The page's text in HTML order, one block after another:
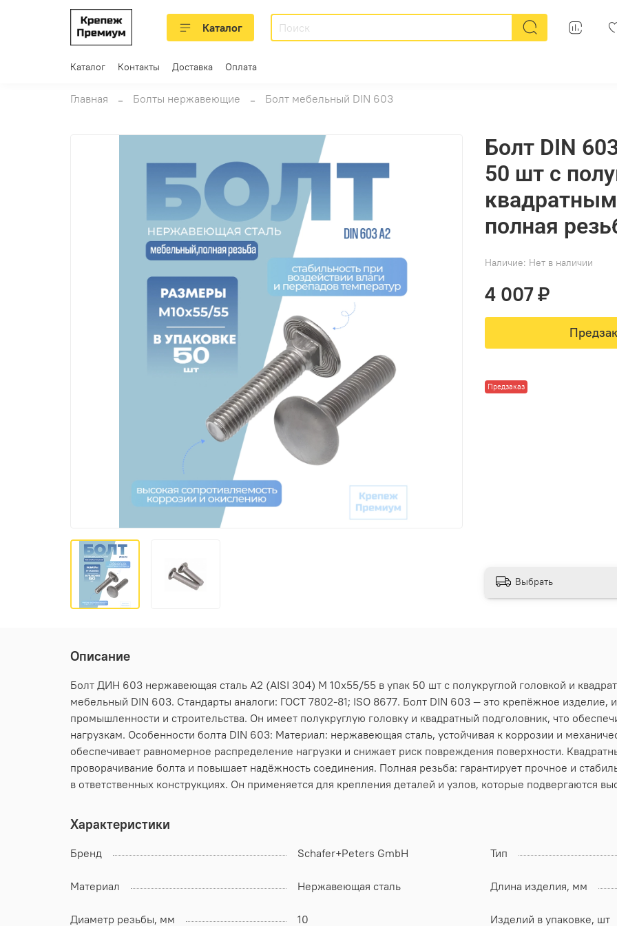
Каталог
Каталог Контакты Доставка Оплата
Главная Болты нержавеющие Болт мебельный DIN 603
Наличие: Нет в наличии
Предзаказ
Болт DIN
50 шт с
полная
4 007 ₽
Выбрать
Описание
Болт ДИН 603 нержавеющая сталь А2 (AISI 304) M 10х55/55 в упак 50 шт с полукруглой головкой и
мебельный DIN 603. Стандарты аналоги: ГОСТ 7802-81; ISO 8677. Болт DIN 603 — это крепёжное изделие,
промышленности и строительства. Он имеет полукруглую головку и квадратный подголовник, что
нагрузкам. Особенности болта DIN 603: Материал: нержавеющая сталь, устойчивая к коррозии и
обеспечивает равномерное распределение нагрузки и снижает риск повреждения поверхности.
проворачивание болта и повышает надёжность соединения. Полная резьба: гарантирует прочное и
в ответственных конструкциях. Он применяется для крепления деталей и узлов, которые подвергаются
Характеристики
Бренд Schafer+Peters GmbH Тип
Материал Нержавеющая сталь Длина изделия, мм
Диаметр резьбы, мм 10 Изделий в упаковке, шт